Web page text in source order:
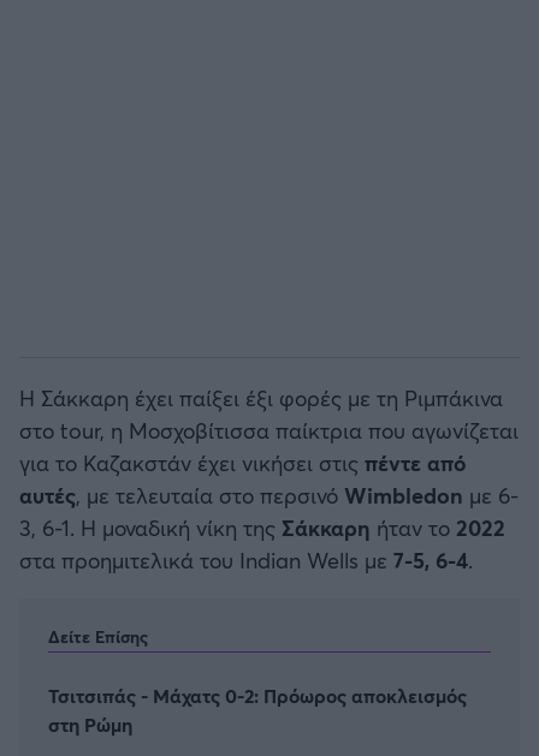
Η Σάκκαρη έχει παίξει έξι φορές με τη Ριμπάκινα
στο tour, η Μοσχοβίτισσα παίκτρια που αγωνίζεται
για το Καζακστάν έχει νικήσει στις πέντε από
αυτές, με τελευταία στο περσινό Wimbledon με 6-
3, 6-1. Η μοναδική νίκη της Σάκκαρη ήταν το 2022
στα προημιτελικά του Indian Wells με 7-5, 6-4.
Δείτε Επίσης
Τσιτσιπάς - Μάχατς 0-2: Πρόωρος αποκλεισμός
στη Ρώμη